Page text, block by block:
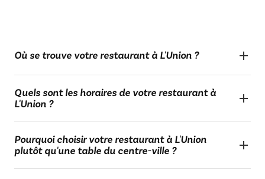
Où se trouve votre restaurant à L'Union ?
Quels sont les horaires de votre restaurant à
L'Union ?
Pourquoi choisir votre restaurant à L'Union
plutôt qu'une table du centre-ville ?